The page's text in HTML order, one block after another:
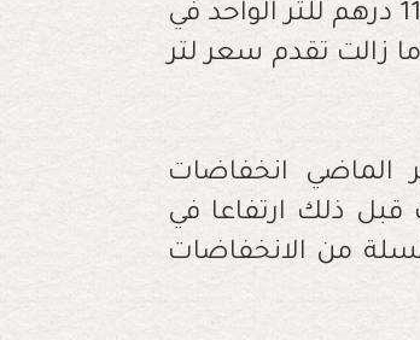
وحسب ما عاينته "العلم" فإن سعر الغازوال أصبح بـ11.11 درهم للتر الواحد في
لكن أخرى ما زالت تقدم سعر لتر
الماضي انخفاضات
شهدت قبل ذلك ارتفاعا في
من الانخفاضات